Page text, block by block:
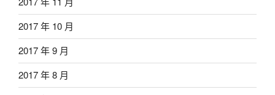
2017 年 10 月
2017 年 9 月
2017 年 8 月